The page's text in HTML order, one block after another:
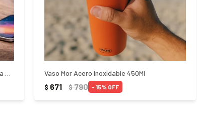
Vaso Mor Acero Inoxidable 450Ml
$ 671 $790 15